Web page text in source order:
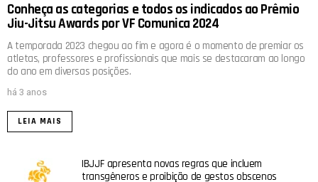
Conheça as categorias e todos os indicados ao Prêmio
Jiu-Jitsu Awards por VF Comunica 2024
A temporada 2023 chegou ao fim e agora é o momento de premiar os
atletas, professores e profissionais que mais se destacaram ao longo
do ano em diversas posições.
há 3 anos
LEIA MAIS
IBJJF apresenta novas regras que incluem
transgêneros e proibição de gestos obscenos